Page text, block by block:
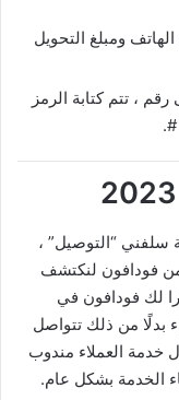
الرمز * 868 * 2 * رقم الهاتف ومبلغ التحويل
مصري إلى رقم ، تتم كتابة الرمز
“التوصيل” ،
من فودافون لنكتشف
لك فودافون في
بدلًا من ذلك تتواصل
من خلال الرقم 888 ثم تسأل خدمة العملاء مندوب
الخدمة بشكل عام.